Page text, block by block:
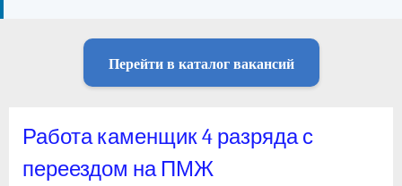
Перейти в каталог вакансий
Работа каменщик 4 разряда с
переездом на ПМЖ